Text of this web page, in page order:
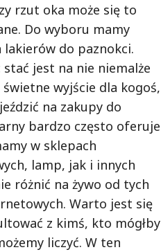
rzut oka może się to
Do wyboru mamy
do paznokci.
jest na nie niemalże
wyjście dla kogoś,
na zakupy do
bardzo często oferuje
w sklepach
lamp, jak i innych
różnić na żywo od tych
Warto jest się
z kimś, kto mógłby
liczyć. W ten